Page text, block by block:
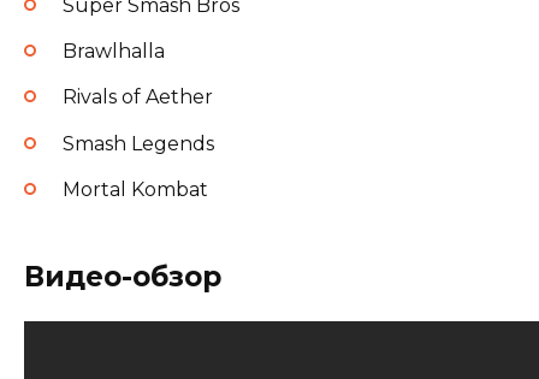
Super Smash Bros
Brawlhalla
Rivals of Aether
Smash Legends
Mortal Kombat
Видео-обзор